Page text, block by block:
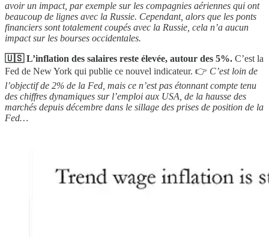
avoir un impact, par exemple sur les compagnies aériennes qui ont
beaucoup de lignes avec la Russie. Cependant, alors que les ponts
financiers sont totalement coupés avec la Russie, cela n’a aucun
impact sur les bourses occidentales.
🇺🇸 L’inflation des salaires reste élevée, autour des 5%. C’est la
Fed de New York qui publie ce nouvel indicateur. 👉 C’est loin de
l’objectif de 2% de la Fed, mais ce n’est pas étonnant compte tenu
des chiffres dynamiques sur l’emploi aux USA, de la hausse des
marchés depuis décembre dans le sillage des prises de position de la
Fed…